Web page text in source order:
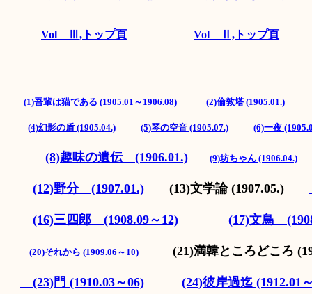
Vol Ⅲ,トップ頁 Vol Ⅱ,トップ頁
(1)吾輩は猫である (1905.01～1906.08) (2)倫敦塔 (1905.01.)
(4)幻影の盾 (1905.04.) (5)琴の空音 (1905.07.) (6)一夜
(8)趣味の遺伝 (1906.01.) (9)坊ちゃん (1906.04.)
(12)野分 (1907.01.) (13)文学論 (1907.05.)
(16)三四郎 (1908.09～12) (17)文鳥
(20)それから (1909.06～10) (21)満韓ところどころ
(23)門 (1910.03～06) (24)彼岸過迄 (1912.01